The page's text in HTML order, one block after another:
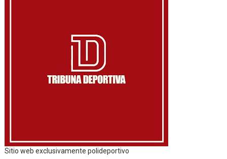
Sitio web exclusivamente polideportivo